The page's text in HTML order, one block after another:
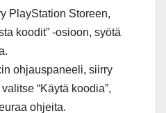
PlayStation Storeen,
koodit” -osioon, syötä
ohjauspaneeli, siirry
“Käytä koodia”,
ohjeita.